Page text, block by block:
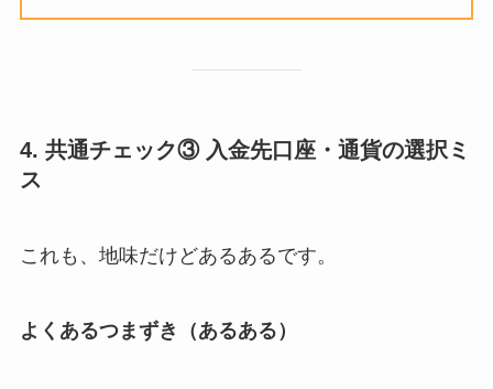
4. 共通チェック③ 入金先口座・通貨の選択ミ
ス
これも、地味だけどあるあるです。
よくあるつまずき（あるある）